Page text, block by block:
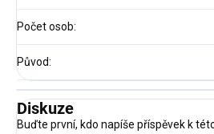
Počet osob:
Původ:
Diskuze
Buďte první, kdo napíše příspěvek k